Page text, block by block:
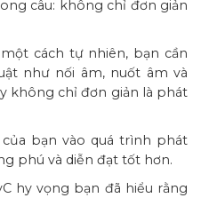
câu: không chỉ đơn giản
cách tự nhiên, bạn cần
như nối âm, nuốt âm và
không chỉ đơn giản là phát
bạn vào quá trình phát
phú và diễn đạt tốt hơn.
hy vọng bạn đã hiểu rằng